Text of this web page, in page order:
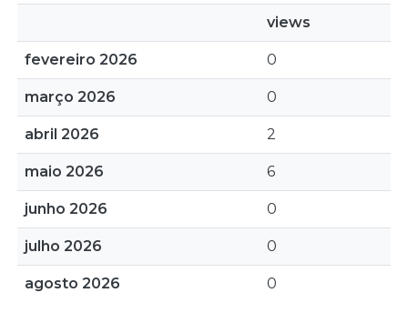
views
fevereiro 2026 0
março 2026 0
abril 2026 2
maio 2026 6
junho 2026 0
julho 2026 0
agosto 2026 0